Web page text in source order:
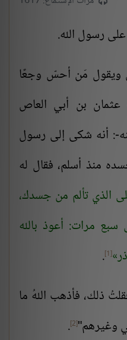
على رسول الله.
ويقول مَن أحسّ وجعًا
بن أبي العاص
: أنه شكى إلى رسول
منذ أسلم، فقال له
الذي تألم من جسدك،
سبع مرات: أعوذ بالله
[1]
.
ذلك، فأذهب اللهُ ما
وغيرهم"[2]
.